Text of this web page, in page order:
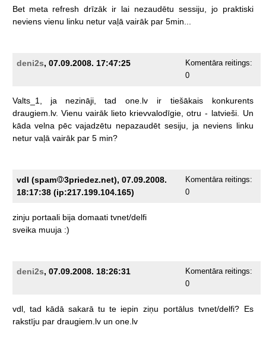
Bet meta refresh drīzāk ir lai nezaudētu sessiju, jo praktiski
neviens vienu linku netur vaļā vairāk par 5min...
deni2s, 07.09.2008. 17:47:25
Komentāra reitings:
0
Valts_1, ja nezināji, tad one.lv ir tiešākais
konkurents
draugiem.lv. Vienu vairāk lieto krievvalodīgie, otru - latvieši.
Un
kāda velna pēc vajadzētu nepazaudēt sesiju, ja neviens linku
netur vaļā vairāk par 5 min?
vdl (spam
3priedez.net), 07.09.2008.
18:17:38 (ip:217.199.104.165)
Komentāra reitings:
0
zinju portaali bija domaati tvnet/delfi
sveika muuja :)
deni2s, 07.09.2008. 18:26:31
Komentāra reitings:
0
vdl, tad kādā sakarā tu te iepin ziņu portālus tvnet/delfi? Es
rakstīju par draugiem.lv un one.lv